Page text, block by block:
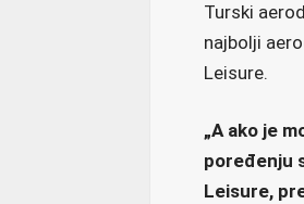
Turski
najbolji
Leisure.
„A ako je
poređenju
Leisure,